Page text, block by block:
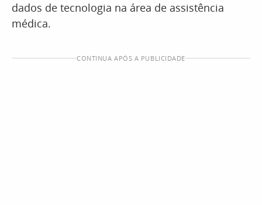
dados de tecnologia na área de assistência
médica.
CONTINUA APÓS A PUBLICIDADE